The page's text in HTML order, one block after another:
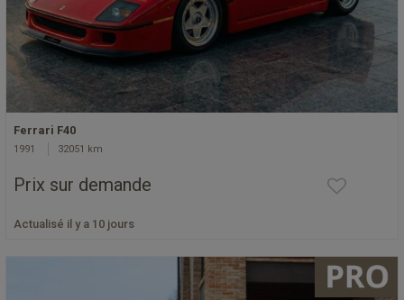
Ferrari F40
1991 32051 km
Prix sur demande
Actualisé il y a 10 jours